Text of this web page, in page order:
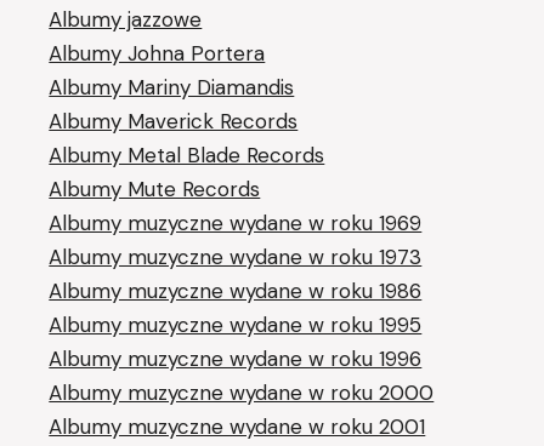
Albumy jazzowe
Albumy Johna Portera
Albumy Mariny Diamandis
Albumy Maverick Records
Albumy Metal Blade Records
Albumy Mute Records
Albumy muzyczne wydane w roku 1969
Albumy muzyczne wydane w roku 1973
Albumy muzyczne wydane w roku 1986
Albumy muzyczne wydane w roku 1995
Albumy muzyczne wydane w roku 1996
Albumy muzyczne wydane w roku 2000
Albumy muzyczne wydane w roku 2001